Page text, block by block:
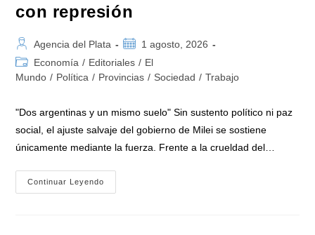
con represión
Autor
de
la
Agencia del Plata
Publicación
de
la
1 agosto, 2026
Categoría
de
entrada:
Economía / Editoriales / El
Mundo / Política / Provincias / Sociedad / Trabajo
"Dos argentinas y un mismo suelo" Sin sustento político ni paz
social, el ajuste salvaje del gobierno de Milei se sostiene
únicamente mediante la fuerza. Frente a la crueldad del…
Continuar Leyendo
Llegó